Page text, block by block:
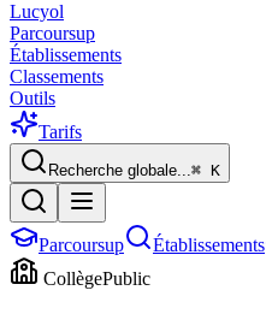
Lucyol
Parcoursup
Établissements
Classements
Outils
Tarifs
Recherche globale...⌘ K
Parcoursup Établissements
CollègePublic